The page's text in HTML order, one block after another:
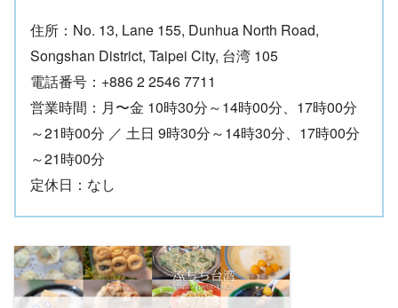
住所：No. 13, Lane 155, Dunhua North Road,
Songshan District, Taipei City, 台湾 105
電話番号：+886 2 2546 7711
営業時間：月〜金 10時30分～14時00分、17時00分
～21時00分 ／ 土日 9時30分～14時30分、17時00分
～21時00分
定休日：なし